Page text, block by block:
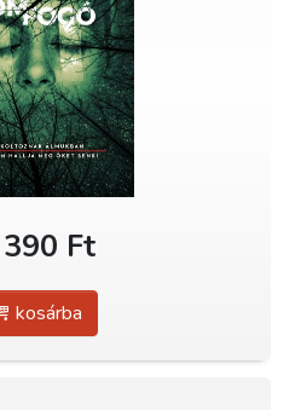
Ft
kosárba